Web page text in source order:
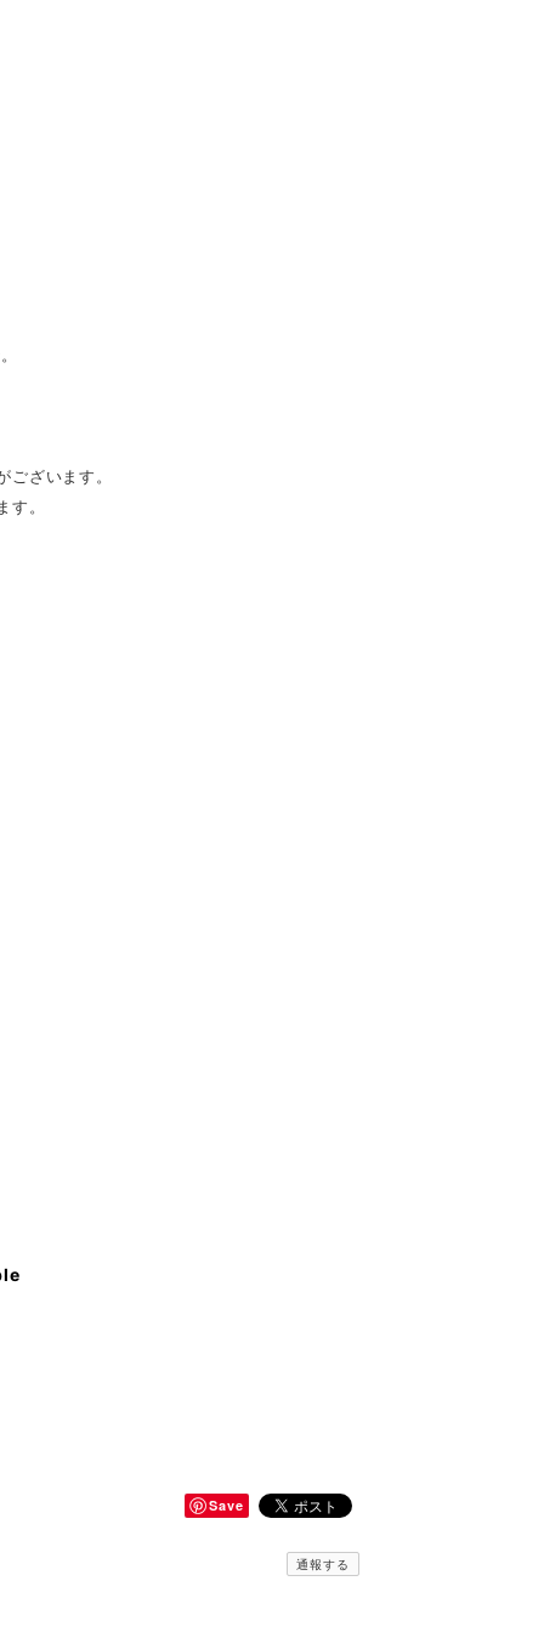
ざいます。
。
Save
通報する